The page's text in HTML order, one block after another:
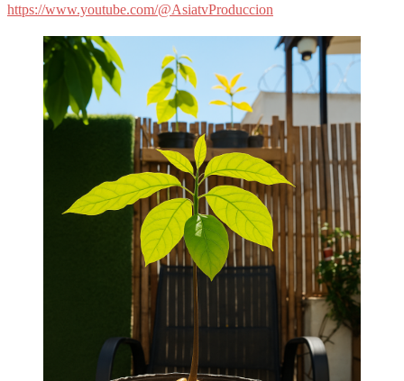
https://www.youtube.com/@AsiatvProduccion